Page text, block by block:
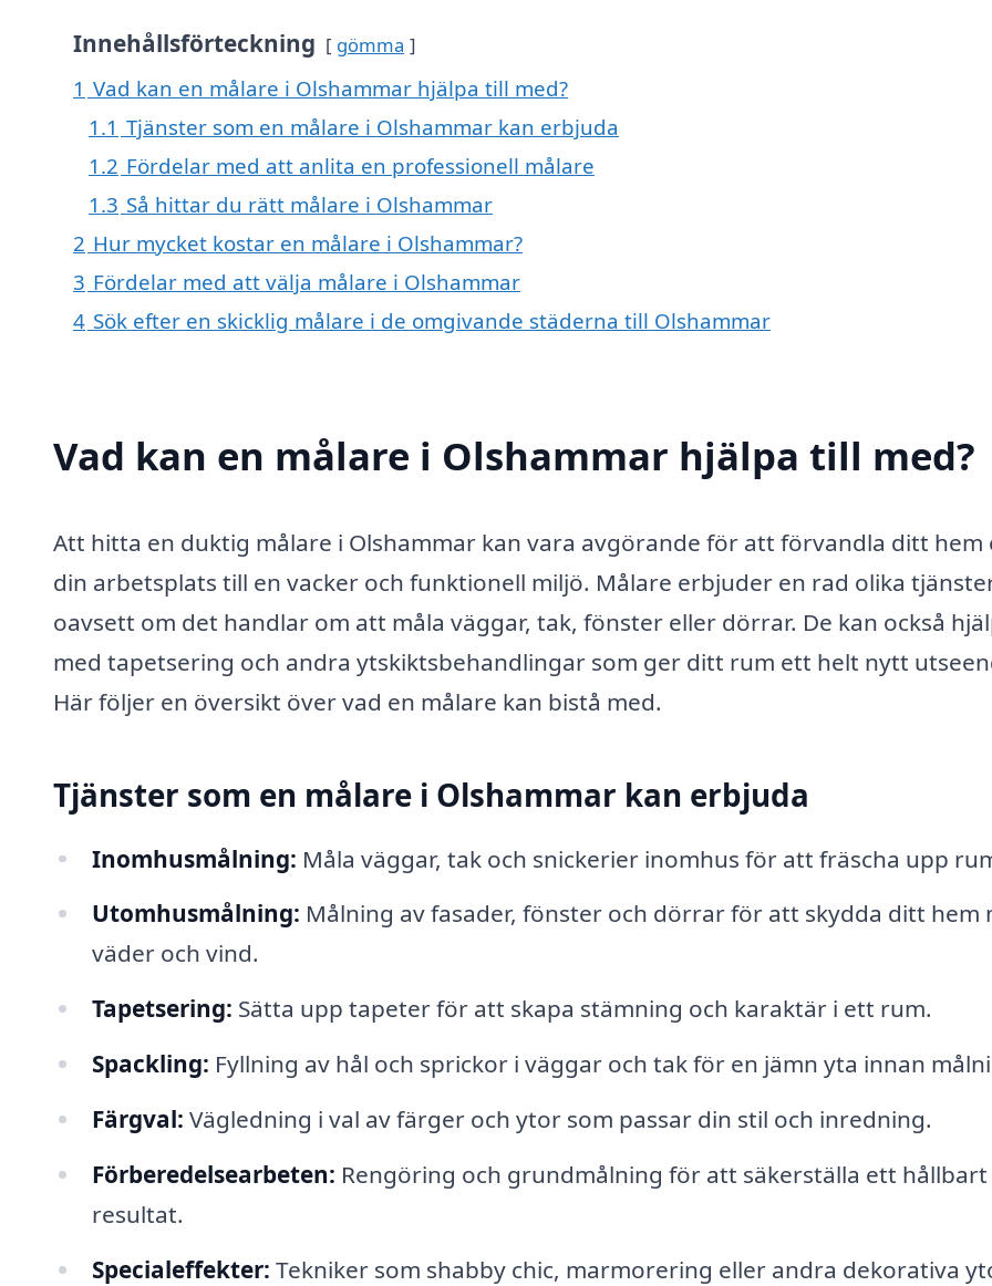
Innehållsförteckning gömma
1 Vad kan en målare i Olshammar hjälpa till med?
1.1 Tjänster som en målare i Olshammar kan erbjuda
1.2 Fördelar med att anlita en professionell målare
1.3 Så hittar du rätt målare i Olshammar
2 Hur mycket kostar en målare i Olshammar?
3 Fördelar med att välja målare i Olshammar
4 Sök efter en skicklig målare i de omgivande städerna till Olshammar
Vad kan en målare i Olshammar hjälpa till med?
Att hitta en duktig målare i Olshammar kan vara avgörande för att förvandla ditt hem
din arbetsplats till en vacker och funktionell miljö. Målare erbjuder en rad olika
oavsett om det handlar om att måla väggar, tak, fönster eller dörrar. De kan också
med tapetsering och andra ytskiktsbehandlingar som ger ditt rum ett helt nytt
Här följer en översikt över vad en målare kan bistå med.
Tjänster som en målare i Olshammar kan erbjuda
Inomhusmålning: Måla väggar, tak och snickerier inomhus för att fräscha upp
Utomhusmålning: Målning av fasader, fönster och dörrar för att skydda ditt hem
väder och vind.
Tapetsering: Sätta upp tapeter för att skapa stämning och karaktär i ett rum.
Spackling: Fyllning av hål och sprickor i väggar och tak för en jämn yta innan
Färgval: Vägledning i val av färger och ytor som passar din stil och inredning.
Förberedelsearbeten: Rengöring och grundmålning för att säkerställa ett hållbart
resultat.
Specialeffekter: Tekniker som shabby chic, marmorering eller andra dekorativa